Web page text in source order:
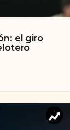
el giro